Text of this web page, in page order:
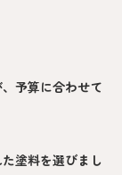
予算に合わせて
塗料を選びまし